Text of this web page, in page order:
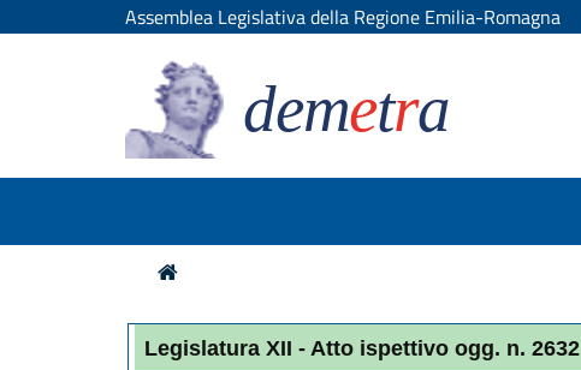
Assemblea Legislativa della Regione Emilia-Romagna
demetra
Legislatura XII - Atto ispettivo ogg. n. 2632